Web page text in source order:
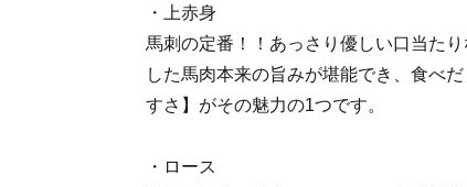
・上赤身
馬刺の定番！！あっさり優しい口当た
した馬肉本来の旨みが堪能でき、食べ
すさ】がその魅力の1つです。
・ロース